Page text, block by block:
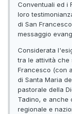
Conventuali ed i
loro
di San
messaggio
Considerata
tra le attività che
Francesco (con
di Santa Maria
pastorale della
Tadino, e anche
regionale e